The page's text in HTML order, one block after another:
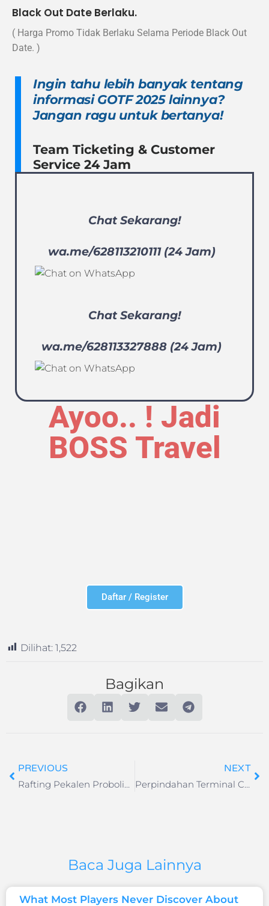
Black Out Date Berlaku.
( Harga Promo Tidak Berlaku Selama Periode Black Out
Date. )
Ingin tahu lebih banyak tentang
informasi GOTF 2025 lainnya?
Jangan ragu untuk bertanya!
Team Ticketing & Customer
Service 24 Jam
Chat Sekarang!
wa.me/628113210111 (24 Jam)
Chat Sekarang!
wa.me/628113327888 (24 Jam)
Ayoo.. ! Jadi
BOSS Travel
Daftar / Register
Dilihat: 1,522
Bagikan
PREVIOUS NEXT
Baca Juga Lainnya
What Most Players Never Discover About